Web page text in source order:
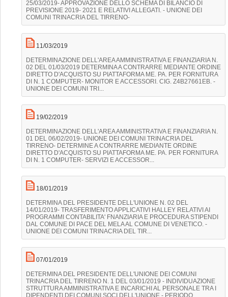
25/03/2019- APPROVAZIONE DELLO SCHEMA DI BILANCIO DI
PREVISIONE 2019- 2021 E RELATIVI ALLEGATI. - UNIONE DEI
COMUNI TRINACRIA DEL TIRRENO-
11/03/2019
DETERMINAZIONE DELL'AREA AMMINISTRATIVA E FINANZIARIA N.
02 DEL 01/03/2019 DETERMINA A CONTRARRE MEDIANTE ORDINE
DIRETTO D'ACQUISTO SU PIATTAFORMA ME. PA. PER FORNITURA
DI N. 1 COMPUTER- MONITOR E ACCESSORI. CIG. Z4B27661EB. -
UNIONE DEI COMUNI TRI...
19/02/2019
DETERMINAZIONE DELL'AREA AMMINISTRATIVA E FINANZIARIA N.
01 DEL 06/02/2019- UNIONE DEI COMUNI TRINACRIA DEL
TIRRENO- DETERMINE A CONTRARRE MEDIANTE ORDINE
DIRETTO D'ACQUISTO SU PIATTAFORMA ME. PA. PER FORNITURA
DI N. 1 COMPUTER- SERVIZI E ACCESSOR...
18/01/2019
DETERMINA DEL PRESIDENTE DELL'UNIONE N. 02 DEL
14/01/2019- TRASFERIMENTO APPLICATIVI HALLEY RELATIVI AI
PROGRAMMI CONTABILITA' FNANZIARIA E PROCEDURA STIPENDI
DAL COMUNE DI PACE DEL MELA AL COMUNE DI VENETICO. -
UNIONE DEI COMUNI TRINACRIA DEL TIR...
07/01/2019
DETERMINA DEL PRESIDENTE DELL'UNIONE DEI COMUNI
TRINACRIA DEL TIRRENO N. 1 DEL 03/01/2019 - INDIVIDUAZIONE
STRUTTURA AMMINISTRATIVA E INCARICHI AL PERSONALE TRA I
DIPENDENTI DEI COMUNI SOCI DELL'UNIONE - PERIODO